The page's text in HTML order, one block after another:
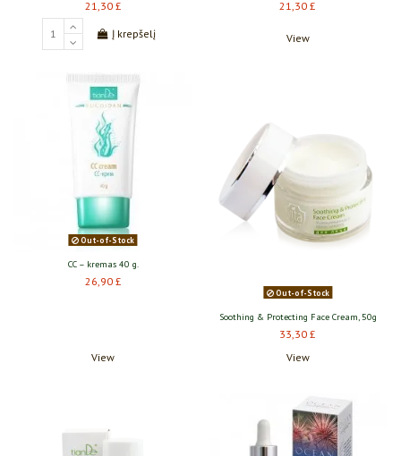
21,30 £
Į krepšelį
21,30 £
View
Out-of-Stock
CC – kremas 40 g.
26,90 £
View
Out-of-Stock
Soothing & Protecting Face Cream, 50g
33,30 £
View